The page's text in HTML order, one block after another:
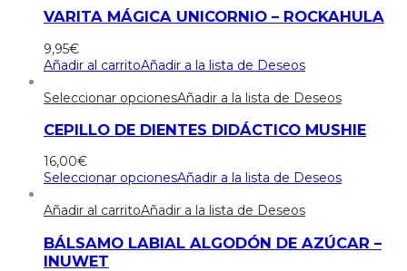
VARITA MÁGICA UNICORNIO – ROCKAHULA
9,95€
Añadir al carritoAñadir a la lista de Deseos
Seleccionar opcionesAñadir a la lista de Deseos
CEPILLO DE DIENTES DIDÁCTICO MUSHIE
16,00€
Seleccionar opcionesAñadir a la lista de Deseos
Añadir al carritoAñadir a la lista de Deseos
BÁLSAMO LABIAL ALGODÓN DE AZÚCAR –
INUWET